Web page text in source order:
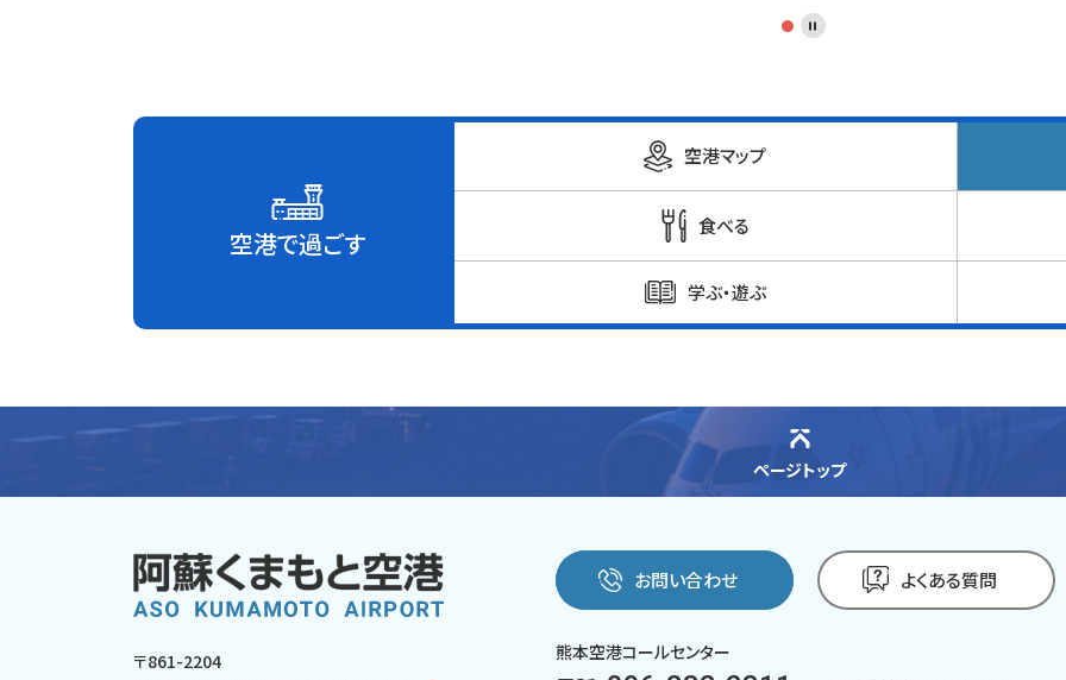
空港で過ごす
空港マップ
食べる
学ぶ・遊ぶ
ページトップ
〒861-2204
お問い合わせ よくある質問
熊本空港コールセンター